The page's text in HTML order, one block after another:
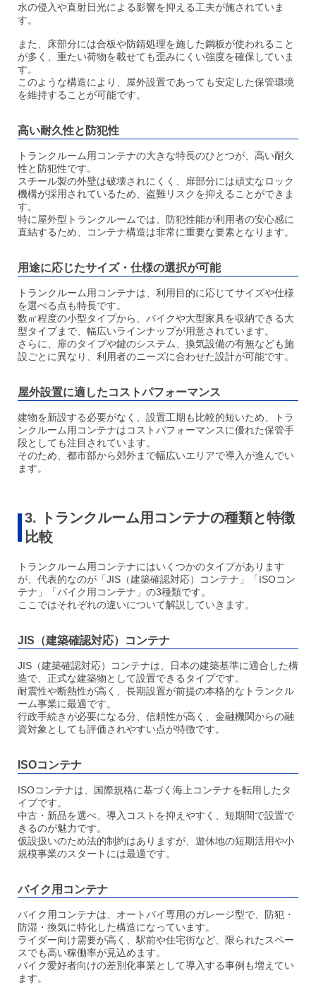
水の侵入や直射日光による影響を抑える工夫が施されていま
す。
また、床部分には合板や防錆処理を施した鋼板が使われること
が多く、重たい荷物を載せても歪みにくい強度を確保していま
す。
このような構造により、屋外設置であっても安定した保管環境
を維持することが可能です。
高い耐久性と防犯性
トランクルーム用コンテナの大きな特長のひとつが、高い耐久
性と防犯性です。
スチール製の外壁は破壊されにくく、扉部分には頑丈なロック
機構が採用されているため、盗難リスクを抑えることができま
す。
特に屋外型トランクルームでは、防犯性能が利用者の安心感に
直結するため、コンテナ構造は非常に重要な要素となります。
用途に応じたサイズ・仕様の選択が可能
トランクルーム用コンテナは、利用目的に応じてサイズや仕様
を選べる点も特長です。
数㎡程度の小型タイプから、バイクや大型家具を収納できる大
型タイプまで、幅広いラインナップが用意されています。
さらに、扉のタイプや鍵のシステム、換気設備の有無なども施
設ごとに異なり、利用者のニーズに合わせた設計が可能です。
屋外設置に適したコストパフォーマンス
建物を新設する必要がなく、設置工期も比較的短いため、トラ
ンクルーム用コンテナはコストパフォーマンスに優れた保管手
段としても注目されています。
そのため、都市部から郊外まで幅広いエリアで導入が進んでい
ます。
3. トランクルーム用コンテナの種類と特徴
比較
トランクルーム用コンテナにはいくつかのタイプがあります
が、代表的なのが「JIS（建築確認対応）コンテナ」「ISOコン
テナ」「バイク用コンテナ」の3種類です。
ここではそれぞれの違いについて解説していきます。
JIS（建築確認対応）コンテナ
JIS（建築確認対応）コンテナは、日本の建築基準に適合した構
造で、正式な建築物として設置できるタイプです。
耐震性や断熱性が高く、長期設置が前提の本格的なトランクル
ーム事業に最適です。
行政手続きが必要になる分、信頼性が高く、金融機関からの融
資対象としても評価されやすい点が特徴です。
ISOコンテナ
ISOコンテナは、国際規格に基づく海上コンテナを転用したタ
イプです。
中古・新品を選べ、導入コストを抑えやすく、短期間で設置で
きるのが魅力です。
仮設扱いのため法的制約はありますが、遊休地の短期活用や小
規模事業のスタートには最適です。
バイク用コンテナ
バイク用コンテナは、オートバイ専用のガレージ型で、防犯・
防湿・換気に特化した構造になっています。
ライダー向け需要が高く、駅前や住宅街など、限られたスペー
スでも高い稼働率が見込めます。
バイク愛好者向けの差別化事業として導入する事例も増えてい
ます。